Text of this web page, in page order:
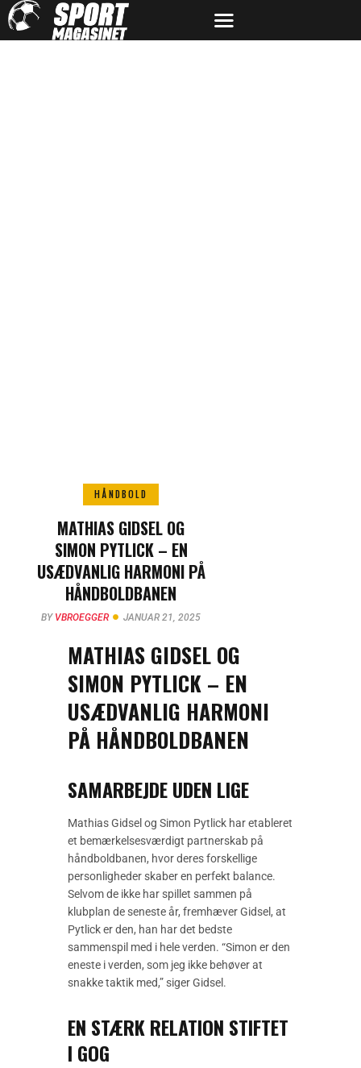
HÅNDBOLD
MATHIAS GIDSEL OG
SIMON PYTLICK – EN
USÆDVANLIG HARMONI PÅ
HÅNDBOLDBANEN
BY VBROEGGER JANUAR 21, 2025
MATHIAS GIDSEL OG
SIMON PYTLICK – EN
USÆDVANLIG HARMONI
PÅ HÅNDBOLDBANEN
SAMARBEJDE UDEN LIGE
Mathias Gidsel og Simon Pytlick har etableret
et bemærkelsesværdigt partnerskab på
håndboldbanen, hvor deres forskellige
personligheder skaber en perfekt balance.
Selvom de ikke har spillet sammen på
klubplan de seneste år, fremhæver Gidsel, at
Pytlick er den, han har det bedste
sammenspil med i hele verden. “Simon er den
eneste i verden, som jeg ikke behøver at
snakke taktik med,” siger Gidsel.
EN STÆRK RELATION STIFTET
I GOG